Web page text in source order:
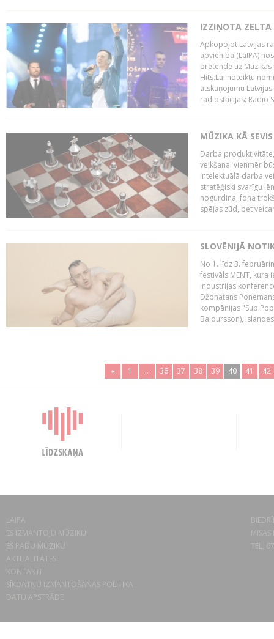
IZZIŅOTA ZELTA
Apkopojot Latvijas
apvienība (LaIPA)
pretendē uz
Hits.Lai noteiktu
atskaņojumu
radiostacijas: Radio
MŪZIKA KĀ
Darba
veikšanai vienmēr
intelektuālā darba
stratēģiski svarīgu
nogurdina, fona
spējas zūd, bet
SLOVĒNIJĀ
No 1. līdz 3.
festivāls MENT, kura
industrijas
Džonatans
kompānijas "Sub
Baldursson),
« 1 .. 36 37 38 39 40 41 42
LAIPA
ES IZMANTOJU MŪZIKU
ES RADU MŪZIKU
AKTUALITĀTES
KONTAKTI
SĪKDATŅU IZMANTOŠANAS POLITIKA
DATU APSTRĀDE
TEL.